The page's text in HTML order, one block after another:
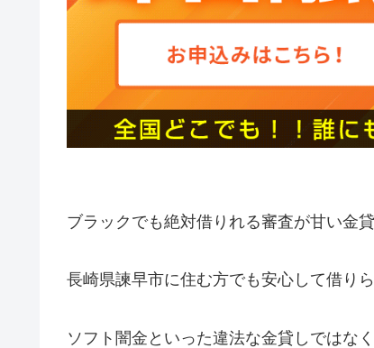
ブラックでも絶対借りれる審査が甘い金
長崎県諫早市に住む方でも安心して借り
ソフト闇金といった違法な金貸しではな